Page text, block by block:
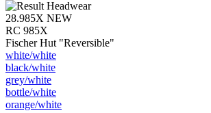
28.985X NEW
RC 985X
Fischer Hut "Reversible"
white/​white
black/​white
grey/​white
bottle/​white
orange/​white